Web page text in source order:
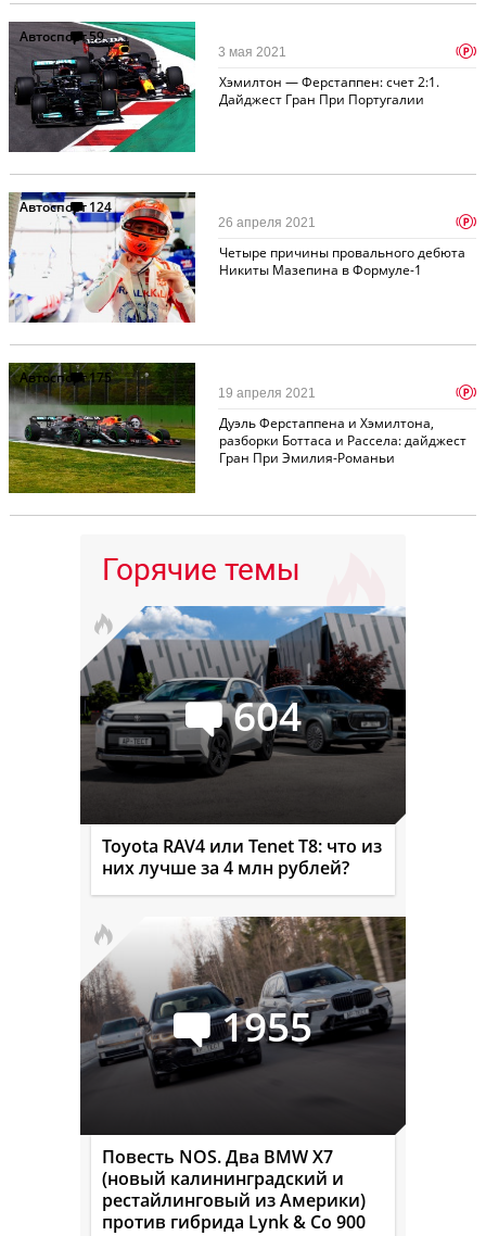
Автоспорт59
Хэмилтон — Ферстаппен: счет 2:1.
Дайджест Гран При Португалии
3 мая 2021 p
Автоспорт124
Четыре причины провального дебюта
Никиты Мазепина в Формуле-1
26 апреля 2021 p
Автоспорт175
Дуэль Ферстаппена и Хэмилтона,
разборки Боттаса и Рассела: дайджест
Гран При Эмилия-Романьи
19 апреля 2021 p
Горячие темы
604
Toyota RAV4 или Tenet T8: что из
них лучше за 4 млн рублей?
1955
Повесть NOS. Два BMW X7
(новый калининградский и
рестайлинговый из Америки)
против гибрида Lynk & Co 900